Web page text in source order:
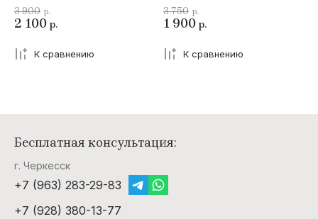
3 900 р.
2 100 р.
К сравнению
3 750 р.
1 900 р.
К сравнению
Бесплатная консультация:
г. Черкесск
+7 (963) 283-29-83
+7 (928) 380-13-77